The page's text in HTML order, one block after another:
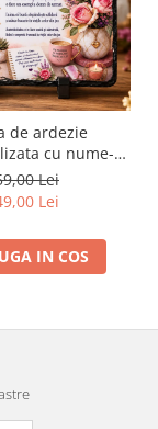
de ardezie
cu nume-
MariaLei
Lei
IN COS